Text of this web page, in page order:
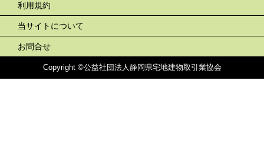
利用規約
当サイトについて
お問合せ
Copyright ©公益社団法人静岡県宅地建物取引業協会